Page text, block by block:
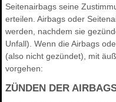
Seitenairbags seine
erteilen. Airbags oder
werden, nachdem sie
Unfall). Wenn die Airbags
(also nicht gezündet), mit
vorgehen:
ZÜNDEN DER